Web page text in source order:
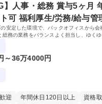
ュニケーションをとりながら広報
】人事・総務 賞与5ヶ月
可 福利厚生/労務/給与管
安定した環境で、バックオフィスから
総務の業務をバランスよく担当し、ゆく
やりがいある環境です。
～36万4000円
迎
年間休日120日以上 資格